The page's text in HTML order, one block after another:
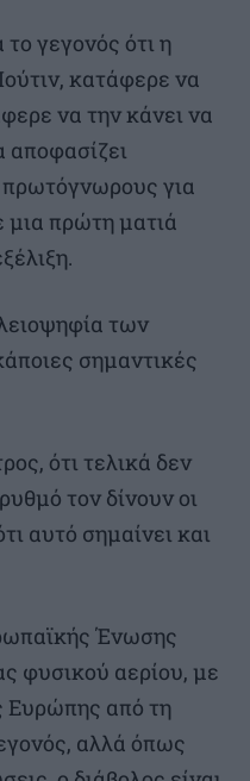
γεγονός ότι η
κατάφερε να
να την κάνει να
αποφασίζει
για
μια πρώτη ματιά
των
σημαντικές
ότι τελικά δεν
τον δίνουν οι
αυτό σημαίνει και
Ένωσης
φυσικού αερίου, με
Ευρώπης από τη
αλλά όπως